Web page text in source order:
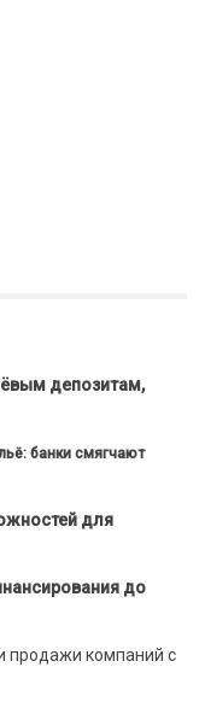
депозитам,
банки смягчают
для
до
продажи компаний с